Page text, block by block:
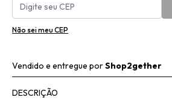
Não sei meu CEP
Vendido e entregue porShop2gether
DESCRIÇÃO